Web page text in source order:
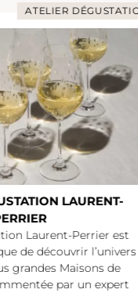
ATELIER
LAURENT-
Laurent-Perrier est
de découvrir l’univers
grandes Maisons de
par un expert